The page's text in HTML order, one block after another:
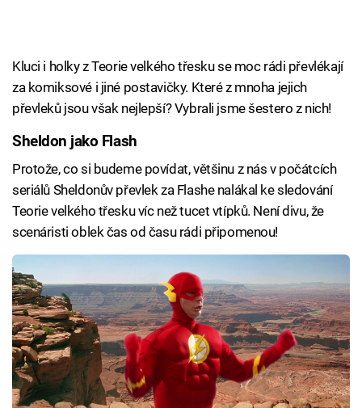
Kluci i holky z Teorie velkého třesku se moc rádi převlékají
za komiksové i jiné postavičky. Které z mnoha jejich
převleků jsou však nejlepší? Vybrali jsme šestero z nich!
Sheldon jako Flash
Protože, co si budeme povídat, většinu z nás v počátcích
seriálů Sheldonův převlek za Flashe nalákal ke sledování
Teorie velkého třesku víc než tucet vtípků. Není divu, že
scenáristi oblek čas od času rádi připomenou!